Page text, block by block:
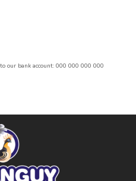
our bank account: 000 000 000 000